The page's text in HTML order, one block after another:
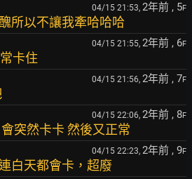
04/15 21:53, 2年前 , 5F
所以不讓我牽哈哈哈
04/15 21:55, 2年前 , 6F
卡住
04/15 21:56, 2年前 , 7F
04/15 22:06, 2年前 , 8F
突然卡卡 然後又正常
04/15 22:23, 2年前 , 9F
白天都會卡，超廢